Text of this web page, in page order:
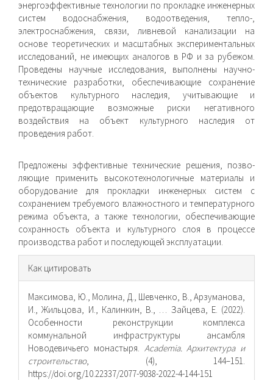
энергоэффективные технологии по прокладке инженерных
систем водоснабжения, водоотведения, тепло-,
электроснаб­жения, связи, ливневой канализации на
основе теоретических и масштабных экспериментальных
исследований, не имеющих аналогов в РФ и за рубежом.
Проведены научные исследования, выполнены научно-
технические разработки, обеспечивающие сохранение
объектов культурного наследия, учитывающие и
предотвращающие возможные риски негативного
воздействия на объект культурного наследия от
проведения работ.
Предложены эффективные технические решения, позво­
ляющие применить высокотехнологичные материалы и
обо­рудование для прокладки инженерных систем с
сохранением требуемого влажностного и температурного
режима объекта, а также технологии, обеспечивающие
сохранность объекта и культурного слоя в процессе
производства работ и последу­ющей эксплуатации.
Информация
о статье
Как цитировать
Максимова, Ю., Молина, Д., Шевченко, В., Арзуманова,
И., Жильцова, И., Калинкин, В., … Зайцева, Е. (2022).
Особенности реконструкции комплекса
коммунальной инфраструктуры ансамбля
Новодевичьего монастыря. Academia. Архитектура и
строительство, (4), 144–151.
https://doi.org/10.22337/2077-9038-2022-4-144-151